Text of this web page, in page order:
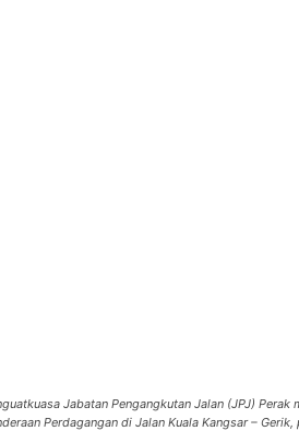
Jabatan Pengangkutan Jalan (JPJ)
Perdagangan di Jalan Kuala Kangsar –